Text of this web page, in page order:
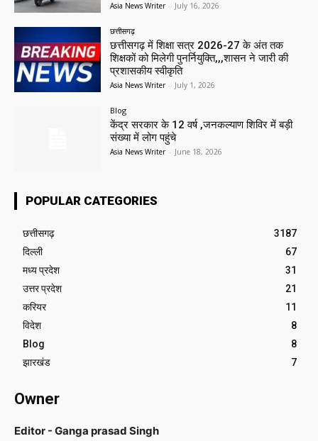
Asia News Writer - July 16, 2026
छत्तीसगढ़
छत्तीसगढ़ में शिक्षा सत्र 2026-27 के अंत तक
शिक्षकों को मिलेगी पुनर्नियुक्ति,,,शासन ने जारी की
प्रशासकीय स्वीकृति
Asia News Writer - July 1, 2026
Blog
केंद्र सरकार के 12 वर्ष ,जनकल्याण शिविर में बड़ी
संख्या में लोग पहुंचे
Asia News Writer - June 18, 2026
POPULAR CATEGORIES
छत्तीसगढ़
3187
दिल्ली
67
मध्य प्रदेश
31
उत्तर प्रदेश
21
करियर
11
विदेश
8
Blog
8
झारखंड
7
Owner
Editor - Ganga prasad Singh